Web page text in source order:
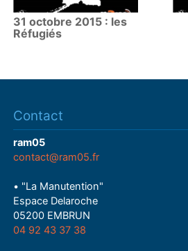
31 octobre 2015 : les
Réfugiés
Contact
ram05
contact@ram05.fr
• "La Manutention"
Espace Delaroche
05200 EMBRUN
04 92 43 37 38